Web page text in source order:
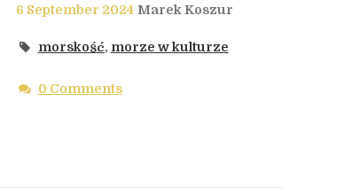
6 September 2024 Marek Koszur
morskość, morze w kulturze
0 Comments